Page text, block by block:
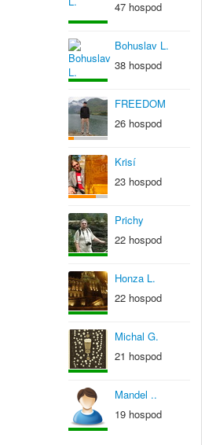
47 hospod
Bohuslav L.
38 hospod
FREEDOM
26 hospod
Krisí
23 hospod
Prichy
22 hospod
Honza L.
22 hospod
Michal G.
21 hospod
Mandel ..
19 hospod